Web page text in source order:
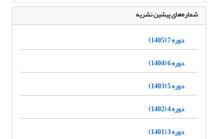
شماره‌های پیشین نشریه
دوره 7 (1405)
دوره 6 (1404)
دوره 5 (1403)
دوره 4 (1402)
دوره 3 (1401)